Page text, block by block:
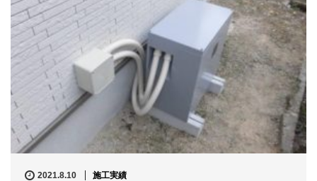
2021.8.10 施工実績